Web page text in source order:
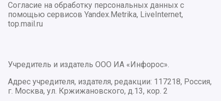
Согласие на обработку персональных данных с
помощью сервисов Yandex.Metrika, LiveInternet,
top.mail.ru
Учредитель и издатель ООО ИА «Инфорос».
Адрес учредителя, издателя, редакции: 117218, Россия,
г. Москва, ул. Кржижановского, д.13, кор. 2